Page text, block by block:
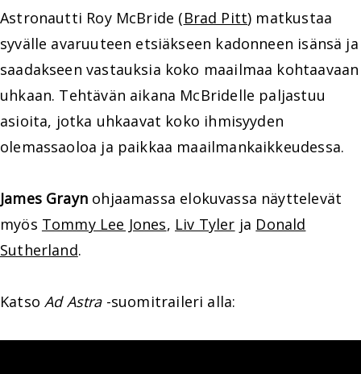
Astronautti Roy McBride (Brad Pitt) matkustaa
syvälle avaruuteen etsiäkseen kadonneen isänsä ja
saadakseen vastauksia koko maailmaa kohtaavaan
uhkaan. Tehtävän aikana McBridelle paljastuu
asioita, jotka uhkaavat koko ihmisyyden
olemassaoloa ja paikkaa maailmankaikkeudessa.
James Graynohjaamassa elokuvassa näyttelevät
myös Tommy Lee Jones, Liv Tyler ja Donald
Sutherland.
KatsoAd Astra-suomitraileri alla: